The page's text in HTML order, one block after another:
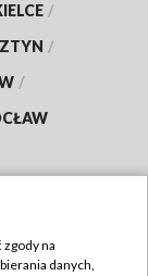
/
/
/
na
danych,